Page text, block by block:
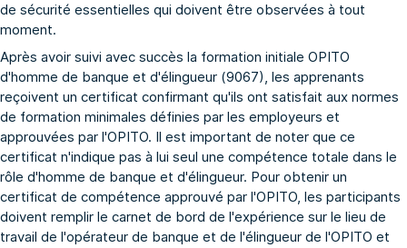
de sécurité essentielles qui doivent être observées à tout
moment.
Après avoir suivi avec succès la formation initiale OPITO
d'homme de banque et d'élingueur (9067), les apprenants
reçoivent un certificat confirmant qu'ils ont satisfait aux normes
de formation minimales définies par les employeurs et
approuvées par l'OPITO. Il est important de noter que ce
certificat n'indique pas à lui seul une compétence totale dans le
rôle d'homme de banque et d'élingueur. Pour obtenir un
certificat de compétence approuvé par l'OPITO, les participants
doivent remplir le carnet de bord de l'expérience sur le lieu de
travail de l'opérateur de banque et de l'élingueur de l'OPITO et